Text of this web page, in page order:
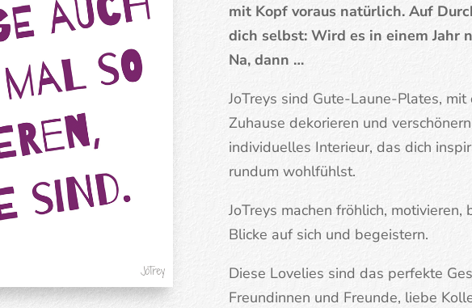
mit Kopf voraus natürlich. Auf
dich selbst: Wird es in einem Jahr
Na, dann …
JoTreys sind Gute-Laune-Plates,
Zuhause dekorieren und
individuelles Interieur, das dich
rundum wohlfühlst.
JoTreys machen fröhlich, motivieren,
Blicke auf sich und begeistern.
Diese Lovelies sind das perfekte
Freundinnen und Freunde, liebe